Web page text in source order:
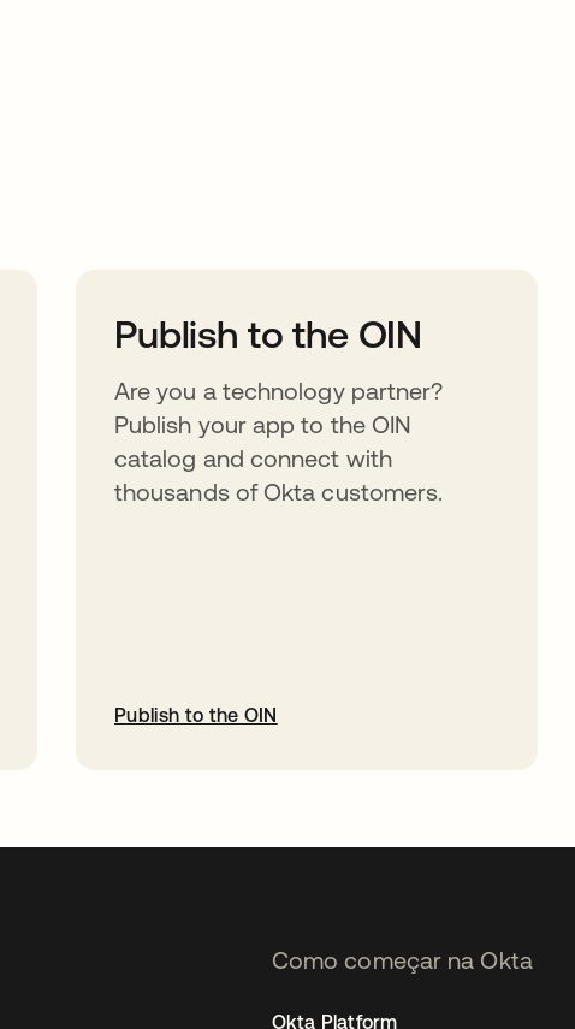
Publish to the OIN
Are you a technology partner?
Publish your app to the OIN
catalog and connect with
thousands of Okta customers.
Publish to the OIN
Como começar na Okta
Okta Platform